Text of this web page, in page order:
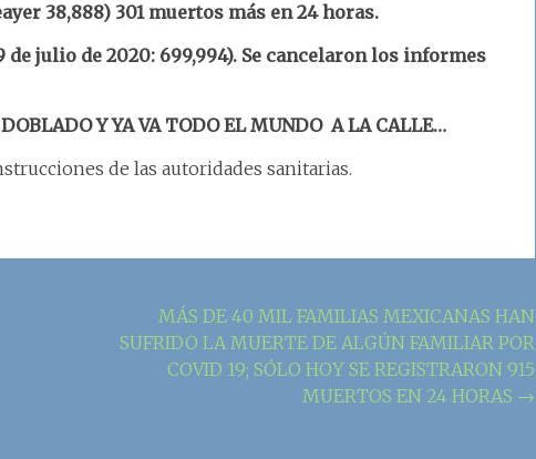
38,888) 301 muertos más en 24 horas.
julio de 2020: 699,994). Se cancelaron los informes
Y YA VA TODO EL MUNDO A LA CALLE…
de las autoridades sanitarias.
MÁS DE 40 MIL FAMILIAS MEXICANAS HAN
SUFRIDO LA MUERTE DE ALGÚN FAMILIAR POR
COVID 19; SÓLO HOY SE REGISTRARON 915
MUERTOS EN 24 HORAS →